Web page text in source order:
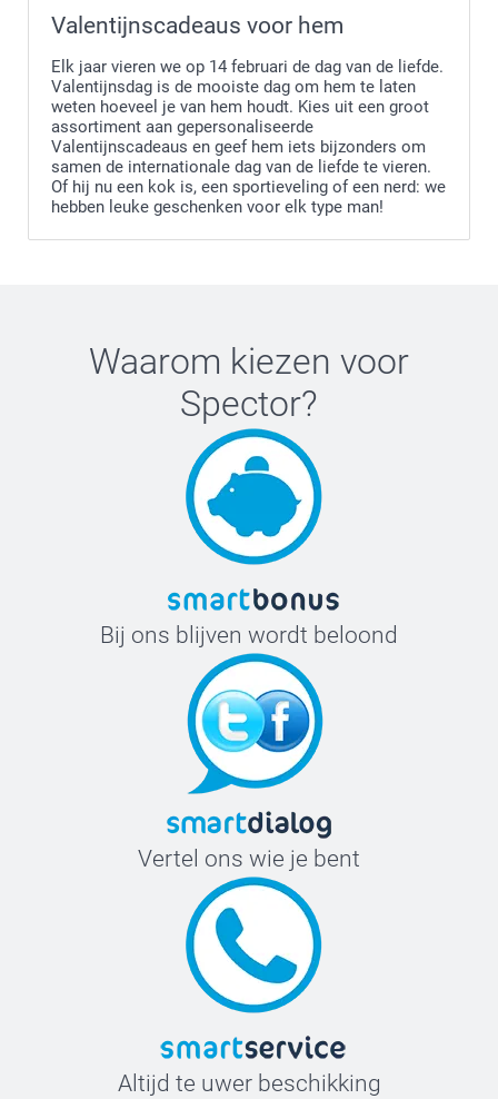
Valentijnscadeaus voor hem
Elk jaar vieren we op 14 februari de dag van de liefde.
Valentijnsdag is de mooiste dag om hem te laten
weten hoeveel je van hem houdt. Kies uit een groot
assortiment aan gepersonaliseerde
Valentijnscadeaus en geef hem iets bijzonders om
samen de internationale dag van de liefde te vieren.
Of hij nu een kok is, een sportieveling of een nerd: we
hebben leuke geschenken voor elk type man!
Waarom kiezen voor
Spector?
Bij ons blijven wordt beloond
Vertel ons wie je bent
Altijd te uwer beschikking